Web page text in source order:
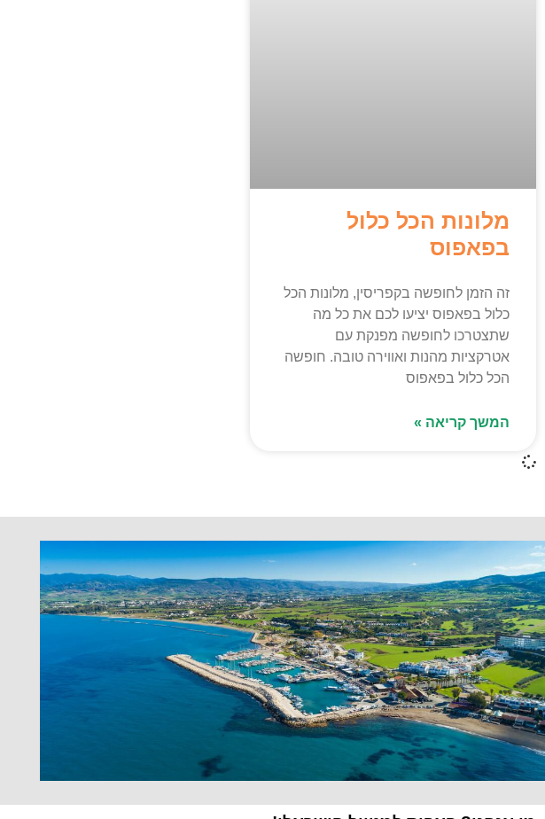
מלונות הכל כלול
בפאפוס
זה הזמן לחופשה בקפריסין, מלונות הכל
כלול בפאפוס יציעו לכם את כל מה
שתצטרכו לחופשה מפנקת עם
אטרקציות מהנות ואווירה טובה. חופשה
הכל כלול בפאפוס
המשך קריאה »